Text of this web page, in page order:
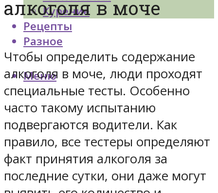
Курение
Рецепты
Разное
Меню
алкоголя в моче
Чтобы определить содержание
алкоголя в моче, люди проходят
специальные тесты. Особенно
часто такому испытанию
подвергаются водители. Как
правило, все тестеры определяют
факт принятия алкоголя за
последние сутки, они даже могут